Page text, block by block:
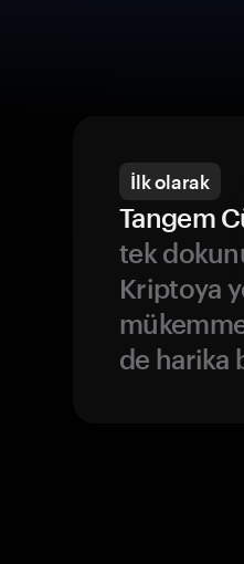
İlk olarak
Tangem
tek
Kriptoya
de harika